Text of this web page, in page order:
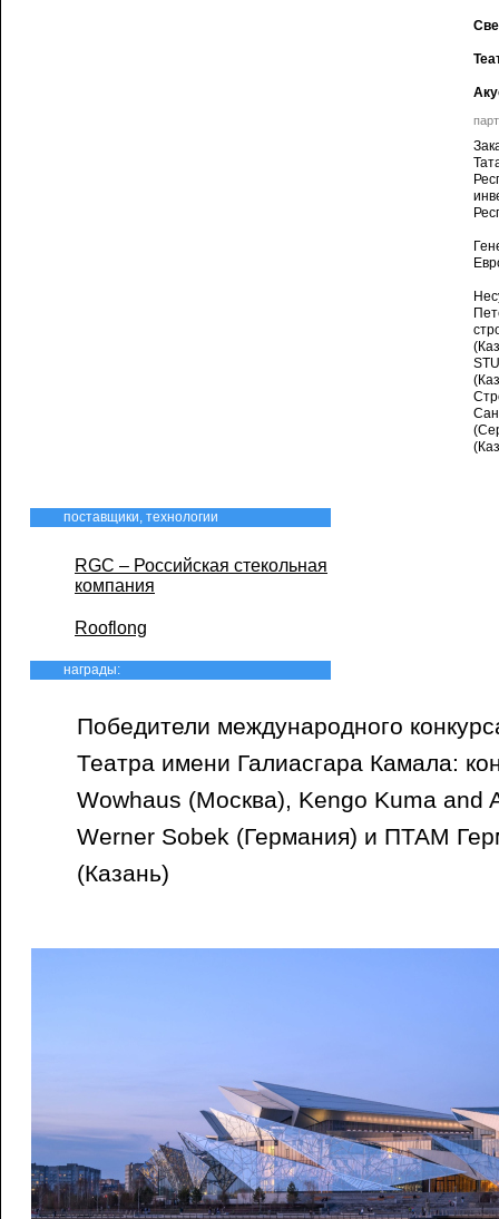
поставщики, технологии
RGC – Российская стекольная
компания
Rooflong
награды:
Победители международного
Театра имени Галиасгара Камала:
Wowhaus (Москва), Kengo Kuma and
Werner Sobek (Германия) и ПТАМ
(Казань)